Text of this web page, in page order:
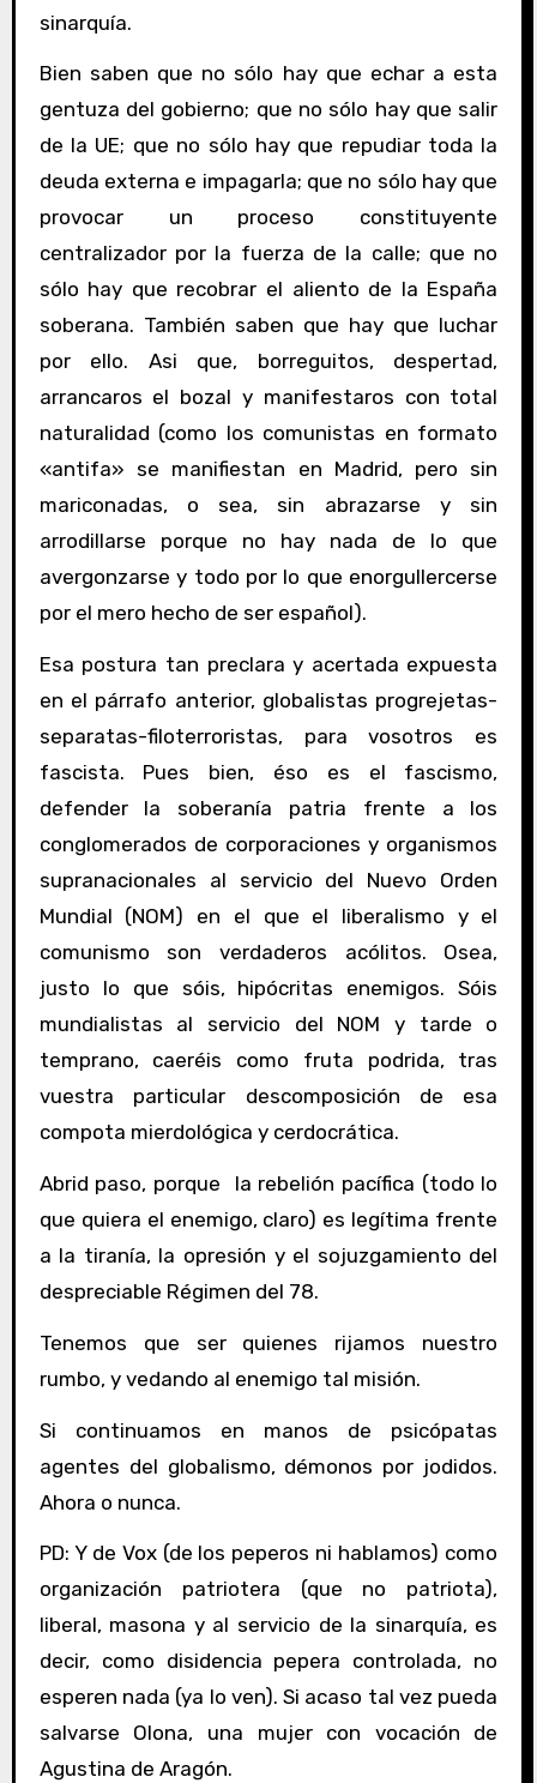
sinarquía.
Bien saben que no sólo hay que echar a esta
gentuza del gobierno; que no sólo hay que salir
de la UE; que no sólo hay que repudiar toda la
deuda externa e impagarla; que no sólo hay que
provocar un proceso constituyente
centralizador por la fuerza de la calle; que no
sólo hay que recobrar el aliento de la España
soberana. También saben que hay que luchar
por ello. Asi que, borreguitos, despertad,
arrancaros el bozal y manifestaros con total
naturalidad (como los comunistas en formato
«antifa» se manifiestan en Madrid, pero sin
mariconadas, o sea, sin abrazarse y sin
arrodillarse porque no hay nada de lo que
avergonzarse y todo por lo que enorgullercerse
por el mero hecho de ser español).
Esa postura tan preclara y acertada expuesta
en el párrafo anterior, globalistas progrejetas-
separatas-filoterroristas, para vosotros es
fascista. Pues bien, éso es el fascismo,
defender la soberanía patria frente a los
conglomerados de corporaciones y organismos
supranacionales al servicio del Nuevo Orden
Mundial (NOM) en el que el liberalismo y el
comunismo son verdaderos acólitos. Osea,
justo lo que sóis, hipócritas enemigos. Sóis
mundialistas al servicio del NOM y tarde o
temprano, caeréis como fruta podrida, tras
vuestra particular descomposición de esa
compota mierdológica y cerdocrática.
Abrid paso, porque la rebelión pacífica (todo lo
que quiera el enemigo, claro) es legítima frente
a la tiranía, la opresión y el sojuzgamiento del
despreciable Régimen del 78.
Tenemos que ser quienes rijamos nuestro
rumbo, y vedando al enemigo tal misión.
Si continuamos en manos de psicópatas
agentes del globalismo, démonos por jodidos.
Ahora o nunca.
PD: Y de Vox (de los peperos ni hablamos) como
organización patriotera (que no patriota),
liberal, masona y al servicio de la sinarquía, es
decir, como disidencia pepera controlada, no
esperen nada (ya lo ven). Si acaso tal vez pueda
salvarse Olona, una mujer con vocación de
Agustina de Aragón.